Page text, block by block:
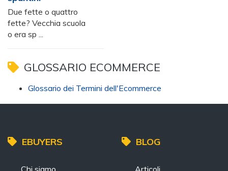
Due fette o quattro
fette? Vecchia scuola
o era sp ...
GLOSSARIO ECOMMERCE
Glossario dei Termini dell'Ecommerce
EBUYERS BLOG